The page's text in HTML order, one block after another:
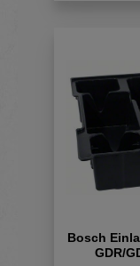
Bosch
GDR/